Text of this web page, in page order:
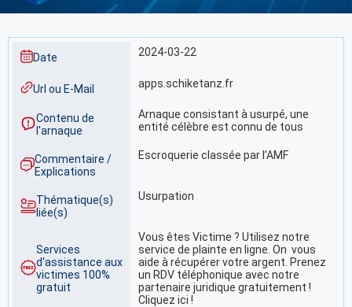
Date 2024-03-22
Url ou E-Mail apps.schiketanz.fr
Contenu de
l'arnaque
Arnaque consistant à usurpé, une
entité célèbre est connu de tous
Commentaire /
Explications
Escroquerie classée par l’AMF
Thématique(s)
liée(s)
Usurpation
Services
d'assistance aux
victimes 100%
gratuit
Vous êtes Victime ? Utilisez notre
service de plainte en ligne. On vous
aide à récupérer votre argent. Prenez
un RDV téléphonique avec notre
partenaire juridique gratuitement !
Cliquez ici !